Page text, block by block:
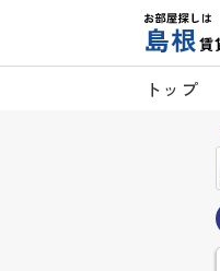
トップ